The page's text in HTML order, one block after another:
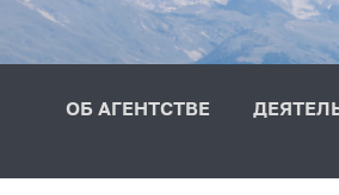
ОБ АГЕНТСТВЕ